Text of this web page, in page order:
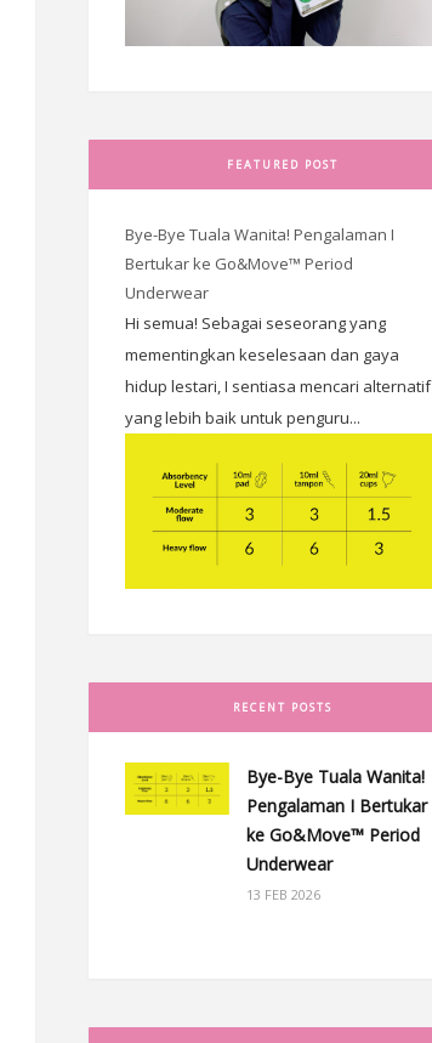
FEATURED POST
Bye-Bye Tuala Wanita! Pengalaman I
Bertukar ke Go&Move™ Period
Underwear
Hi semua! Sebagai seseorang yang
mementingkan keselesaan dan gaya
hidup lestari, I sentiasa mencari alternatif
yang lebih baik untuk penguru...
RECENT POSTS
Bye-Bye Tuala Wanita!
Pengalaman I Bertukar
ke Go&Move™ Period
Underwear
13 FEB 2026